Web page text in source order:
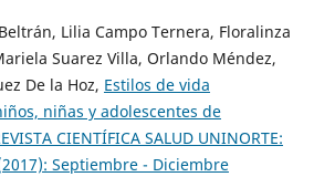
Lilia Campo Ternera, Floralinza
Suarez Villa, Orlando Méndez,
De la Hoz, Estilos de vida
niñas y adolescentes de
CIENTÍFICA SALUD UNINORTE:
Septiembre - Diciembre